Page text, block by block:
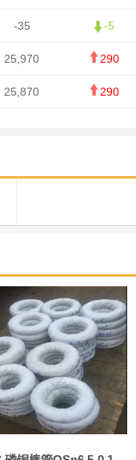
-35 -5
25,970 290
25,870 290
15,105 -70
331,000 -10,000
92,000 1,000
88,000 1,000
17,500 0
19,000 100
18,100 100